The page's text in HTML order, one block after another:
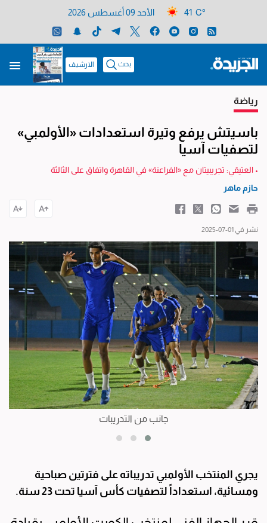
41 C° الأحد 09 أغسطس 2026
بحث الارشيف
رياضة
باسيتش يرفع وتيرة استعدادات «الأولمبي»
لتصفيات آسيا
• العتيقي: تجريبيتان مع «الفراعنة» في القاهرة واتفاق على الثالثة
حازم ماهر
نشر في 01-07-2025
جانب من التدريبات
يجري المنتخب الأولمبي تدريباته على فترتين صباحية
ومسائية، استعداداً لتصفيات كأس آسيا تحت 23 سنة.